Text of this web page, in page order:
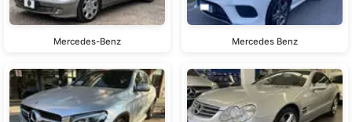
Mercedes-Benz Mercedes Benz